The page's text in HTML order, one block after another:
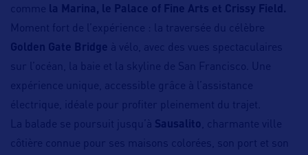
comme
la Marina, le Palace of Fine Arts et Crissy Field.
Moment fort de l’expérience : la traversée du célèbre
Golden Gate Bridge à vélo, avec des vues spectaculaires
sur l’océan, la baie et la skyline de San Francisco. Une
expérience unique, accessible grâce à l’assistance
électrique, idéale pour profiter pleinement du trajet.
La balade se poursuit jusqu’à Sausalito
, charmante ville
côtière connue pour ses maisons colorées, son port et son